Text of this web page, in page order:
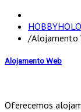
HOBBYHOLO
/Alojamento
Alojamento Web
Oferecemos